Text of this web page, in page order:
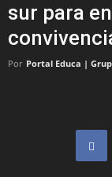
sur para
Por Portal Educa |